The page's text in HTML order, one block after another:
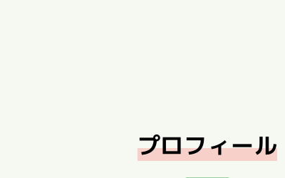
プロフィール